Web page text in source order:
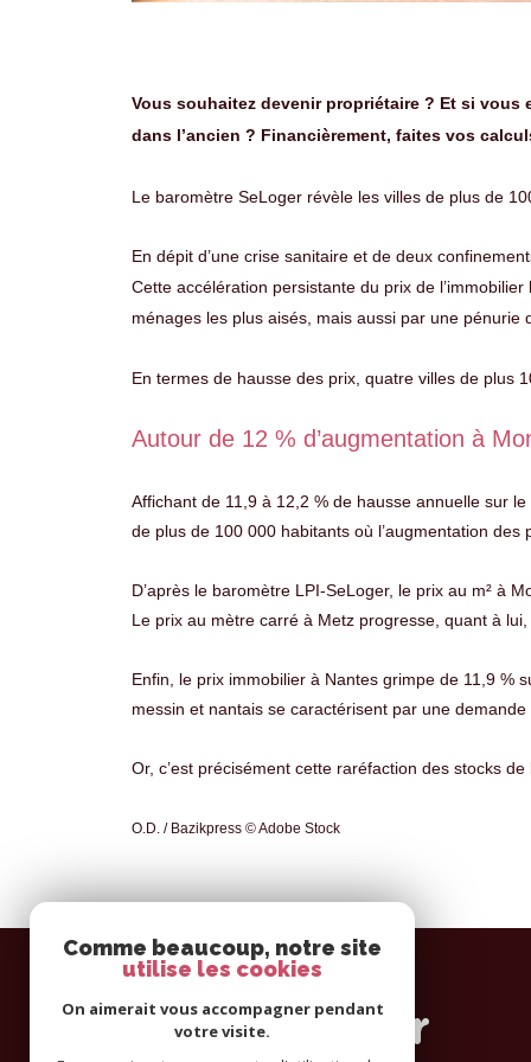
Vous souhaitez devenir propriétaire ? Et si vous
dans l’ancien ? Financièrement, faites vos
Le baromètre SeLoger révèle les villes de plus de
En dépit d’une crise sanitaire et de deux
Cette accélération persistante du prix de
ménages les plus aisés, mais aussi par une pénurie
En termes de hausse des prix, quatre villes de plus
Autour de 12 % d’augmentation à
Affichant de 11,9 à 12,2 % de hausse annuelle sur
de plus de 100 000 habitants où l’augmentation
D’après le baromètre LPI-SeLoger, le prix au m² à
Le prix au mètre carré à Metz progresse, quant à
Enfin, le prix immobilier à Nantes grimpe de 11,9 %
messin et nantais se caractérisent par une
Or, c’est précisément cette raréfaction des stocks
O.D. / Bazikpress © Adobe Stock
Se
connecter
Comme beaucoup, notre site
utilise les cookies
On aimerait vous accompagner pendant
votre visite.